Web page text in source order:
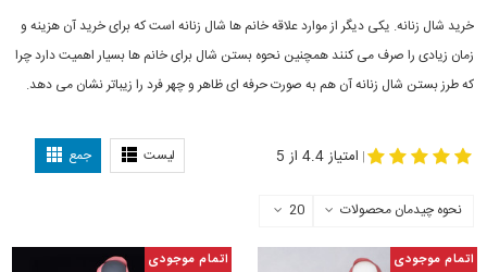
خرید شال زنانه. یکی دیگر از موارد علاقه خانم ها شال زنانه است که برای خرید آن هزینه و
زمان زیادی را صرف می کنند همچنین نحوه بستن شال برای خانم ها بسیار اهمیت دارد چرا
که طرز بستن شال زنانه آن هم به صورت حرفه ای ظاهر و چهر فرد را زیباتر نشان می دهد.
لیست جمع | امتیاز 4.4 از 5
نحوه چیدمان محصولات 20
اتمام موجودی اتمام موجودی